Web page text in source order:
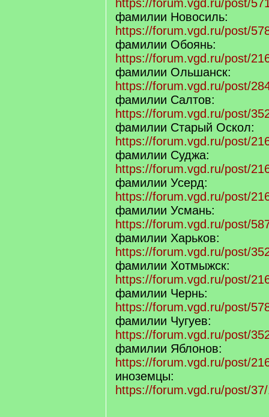
https://forum.vgd.ru/post/
фамилии Новосиль:
https://forum.vgd.ru/post/
фамилии Обоянь:
https://forum.vgd.ru/post/
фамилии Ольшанск:
https://forum.vgd.ru/post/
фамилии Салтов:
https://forum.vgd.ru/post/
фамилии Старый Оскол:
https://forum.vgd.ru/post/
фамилии Суджа:
https://forum.vgd.ru/post/
фамилии Усерд:
https://forum.vgd.ru/post/
фамилии Усмань:
https://forum.vgd.ru/post/
фамилии Харьков:
https://forum.vgd.ru/post/
фамилии Хотмыжск:
https://forum.vgd.ru/post/
фамилии Чернь:
https://forum.vgd.ru/post/
фамилии Чугуев:
https://forum.vgd.ru/post/
фамилии Яблонов:
https://forum.vgd.ru/post/
иноземцы:
https://forum.vgd.ru/post/